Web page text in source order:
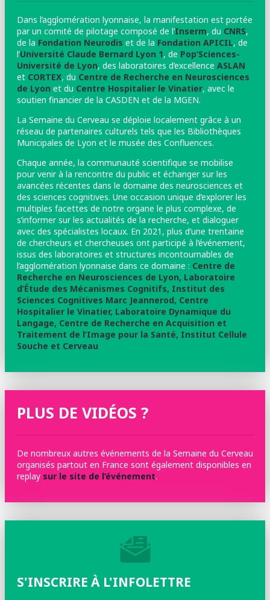
Dans l’agglomération lyonnaise, la manifestation est portée
par un comité de pilotage composé de l’Inserm, du CNRS,
de la Fondation Neurodis et de la Fondation APICIL, de
l’Université Claude Bernard Lyon 1, de Pop’Sciences-
Université de Lyon, des laboratoires d’excellence ASLAN
et CORTEX, du Centre de Recherche en Neurosciences
de Lyon et du Centre Hospitalier le Vinatier, avec le
soutien financier de la CASDEN et de la MGEN.
La Semaine du Cerveau se déploie localement grâce à un
réseau de partenaires culturels tels que les Bibliothèques
Municipales de Lyon et le musée des Confluences.
Chaque année, la communauté scientifique se mobilise
pour venir à la rencontre du public et échanger sur les
avancées récentes dans le domaine des neurosciences et
des sciences cognitives. Une occasion unique d’explorer les
multiples facettes de notre organe le plus complexe, de
s’informer sur les actualités de la recherche, et dialoguer
avec des spécialistes locaux. En 2021, plus d’une trentaine
de chercheurs et chercheuses ont participé à l’événement,
issus des laboratoires et structures incontournables de
l’agglomération lyonnaise dans ce domaine : Centre de
Recherche en Neurosciences de Lyon, Laboratoire
d’Étude des Mécanismes Cognitifs, Institut des
Sciences Cognitives Marc Jeannerod, Centre
Hospitalier le Vinatier, Laboratoire Dynamique du
Langage, Centre de Recherche en Acquisition et
Traitement de l’Image pour la Santé, Institut Cellule
Souche et Cerveau
PLUS DE VIDÉOS ?
De nombreux autres événements de la Semaine du Cerveau
organisés partout en France sont également disponibles en
replay sur le site de l’événement.
S'INSCRIRE À L'INFOLETTRE